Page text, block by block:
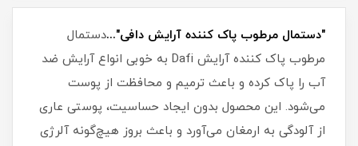
"دستمال مرطوب پاک کننده آرایش دافی"...دستمال
مرطوب پاک کننده آرایش Dafi به خوبی انواع آرایش ضد
آب را پاک کرده و باعث ترمیم و محافظت از پوست
می‌شود. این محصول بدون ایجاد حساسیت، پوستی عاری
از آلودگی به ارمغان می‌آورد و باعث بروز هیچ‌گونه آلرژی